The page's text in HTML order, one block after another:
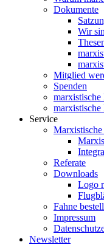
Dokumente
Wir
Mitglied
Spenden
Service
Referate
Downloads
Logo
Fahne
Impressum
Newsletter